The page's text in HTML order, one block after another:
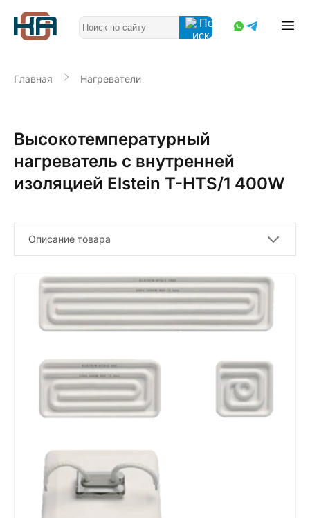
Главная Нагреватели
Высокотемпературный
нагреватель с внутренней
изоляцией Elstein T-HTS/1 400W
Описание товара